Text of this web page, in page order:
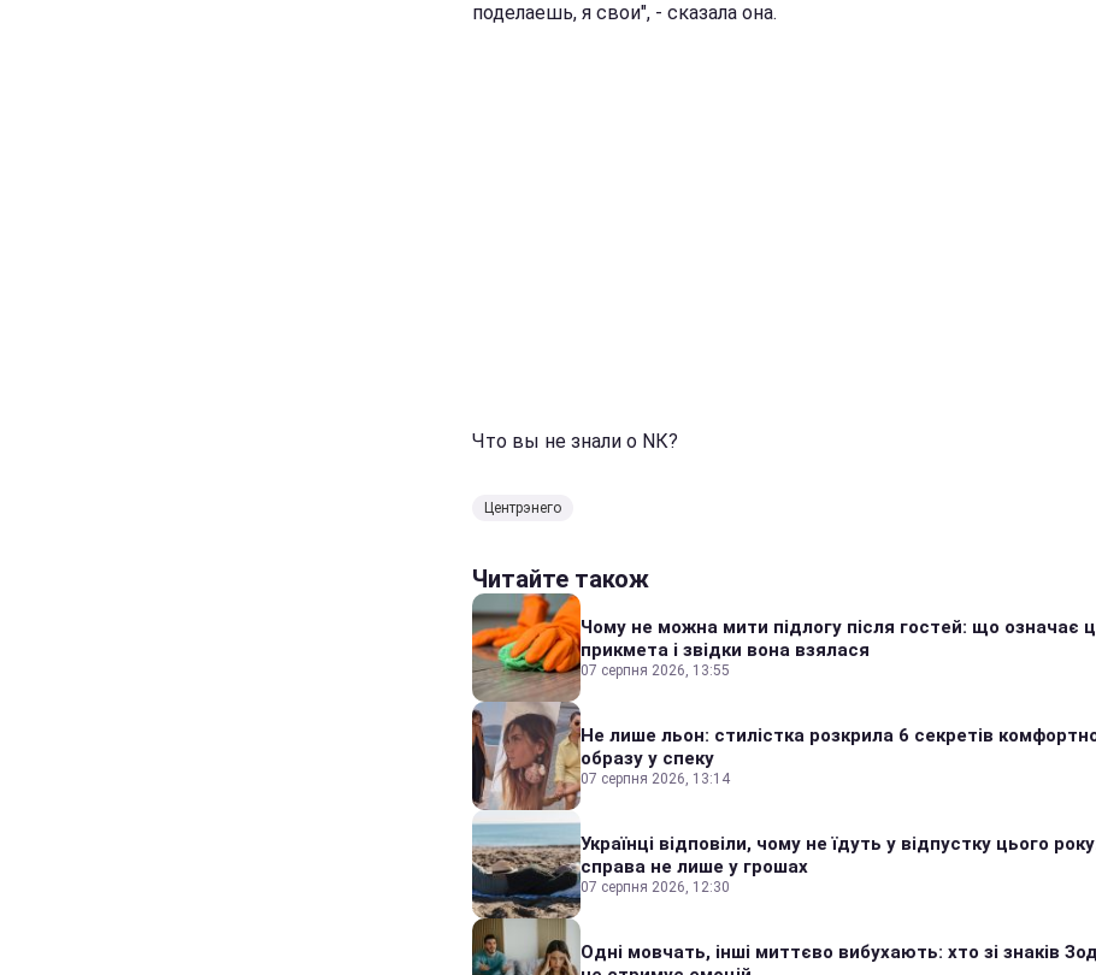
поделаешь, я свои", - сказала она.
Что вы не знали о NК?
Центрэнего
Читайте також
Чому не можна мити підлогу після гостей: що означає
прикмета і звідки вона взялася
07 серпня 2026, 13:55
Не лише льон: стилістка розкрила 6 секретів
образу у спеку
07 серпня 2026, 13:14
Українці відповіли, чому не їдуть у відпустку цього
справа не лише у грошах
07 серпня 2026, 12:30
Одні мовчать, інші миттєво вибухають: хто зі знаків